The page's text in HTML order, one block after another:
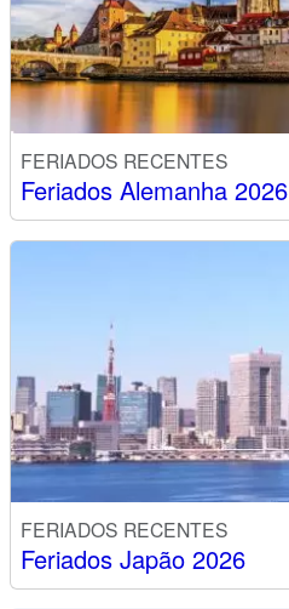
FERIADOS RECENTES
Feriados Alemanha 2026
FERIADOS RECENTES
Feriados Japão 2026